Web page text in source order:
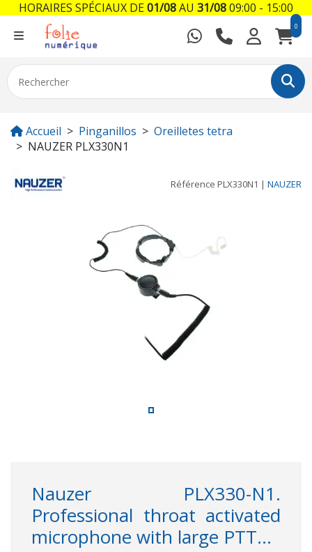
0
Accueil Pinganillos
Oreilletes tetra
NAUZER PLX330N1
Référence PLX330N1 | NAUZER
Nauzer PLX330-N1.
Professional throat activated
microphone with large PTT...
HORAIRES SPÉCIAUX DE01/08AU 31/0809:00 - 15:00